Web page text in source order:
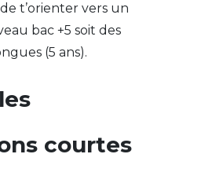
t’orienter vers un
bac +5 soit des
(5 ans).
courtes